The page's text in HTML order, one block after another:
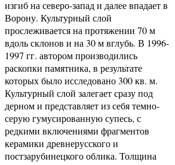
изгиб на северо-запад и далее впадает в
Ворону. Культурный слой
прослеживается на протяжении 70 м
вдоль склонов и на 30 м вглубь. В 1996-
1997 гг. автором производились
раскопки памятника, в результате
которых было исследовано 300 кв. м.
Культурный слой залегает сразу под
дерном и представляет из себя темно-
серую гумусированную супесь, с
редкими включениями фрагментов
керамики древнерусского и
постзарубинецкого облика. Толщина